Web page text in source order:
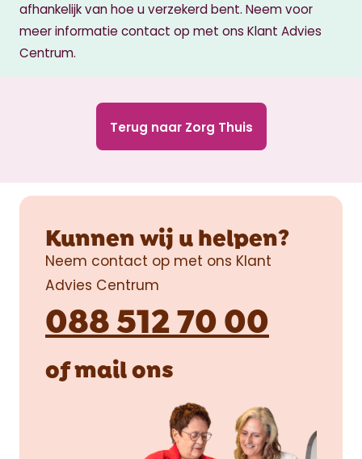
afhankelijk van hoe u verzekerd bent. Neem voor
meer informatie contact op met ons Klant Advies
Centrum.
Terug naar Zorg Thuis
Kunnen wij u helpen?
Neem contact op met ons Klant
Advies Centrum
088 512 70 00
ofmailons